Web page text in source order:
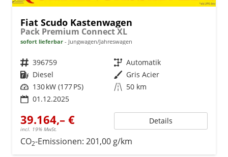
Fiat Scudo Kastenwagen
Pack Premium Connect XL
sofort lieferbar Jungwagen/Jahreswagen
Fahrzeugnr. 396759 Getriebe Automatik
Kraftstoff Diesel Außenfarbe Gris Acier
Leistung 130 kW (177 PS) Kilometerstand 50 km
01.12.2025
39.164,– €
incl. 19% MwSt.
Details
CO2-Emissionen: 201,00 g/km